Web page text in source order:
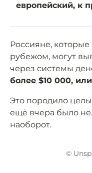
европейский, к
Россияне,
рубежом, могут
через системы
более $10 000,
Это породило
ещё вчера было
наоборот.
©